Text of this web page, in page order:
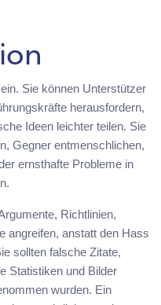
Sie können Unterstützer
herausfordern,
Ideen leichter teilen. Sie
Gegner entmenschlichen,
ernsthafte Probleme in
Richtlinien,
angreifen, anstatt den Hass
sollten falsche Zitate,
Statistiken und Bilder
wurden. Ein